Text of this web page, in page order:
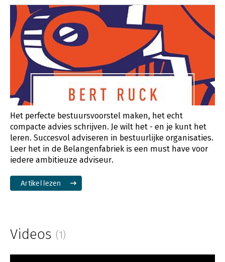
Het perfecte bestuursvoorstel maken, het echt
compacte advies schrijven. Je wilt het - en je kunt het
leren. Succesvol adviseren in bestuurlijke organisaties.
Leer het in de Belangenfabriek is een must have voor
iedere ambitieuze adviseur.
Artikel lezen
Videos (1)